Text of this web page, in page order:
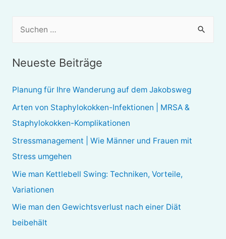
e
Neueste Beiträge
Planung für Ihre Wanderung auf dem Jakobsweg
Arten von Staphylokokken-Infektionen | MRSA &
Staphylokokken-Komplikationen
Stressmanagement | Wie Männer und Frauen mit
Stress umgehen
Wie man Kettlebell Swing: Techniken, Vorteile,
Variationen
Wie man den Gewichtsverlust nach einer Diät
beibehält